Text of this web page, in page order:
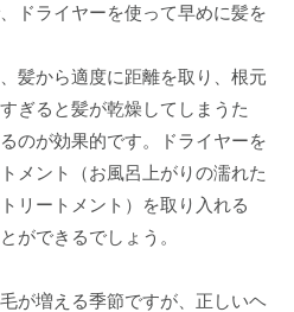
ドライヤーを使って早めに髪を
髪から適度に距離を取り、根元
ぎると髪が乾燥してしまうた
のが効果的です。ドライヤーを
メント（お風呂上がりの濡れた
リートメント）を取り入れる
ができるでしょう。
が増える季節ですが、正しいヘ